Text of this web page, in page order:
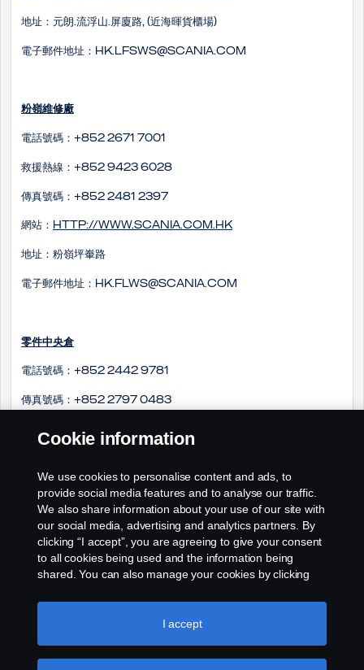
地址：元朗.流浮山.屏廈路, (近海暉貨櫃場)
電子郵件地址：hk.lfsws@scania.com
粉嶺維修廠
電話號碼：+852 2671 7001
救援熱線：+852 9423 6028
傳真號碼：+852 2481 2397
網站： http://www.scania.com.hk
地址：粉嶺坪輋路
電子郵件地址：hk.flws@scania.com
零件中央倉
電話號碼：+852 2442 9781
傳真號碼：+852 2797 0483
http://www.scania.com.hk
電子郵件地址：hk.cws@scania.com
Cookie information
We use cookies to personalise content and ads, to
provide social media features and to analyse our traffic.
We also share information about your use of our site with
our social media, advertising and analytics partners. By
clicking “I accept”, you are agreeing to give your consent
to all cookies being used and the information being
shared. You can also manage your cookies by clicking
like to accept. For a more detailed explanation of how we
use cookies, please visit our cookies section, which you
I accept